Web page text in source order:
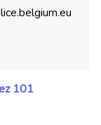
101